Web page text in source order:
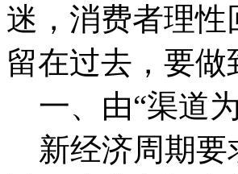
迷，消费者理
留在过去，要做
一、由“渠道
新经济周期要